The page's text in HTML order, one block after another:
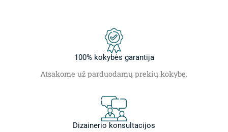
100% kokybės garantija
Atsakome už parduodamų prekių kokybę.
Dizainerio konsultacijos